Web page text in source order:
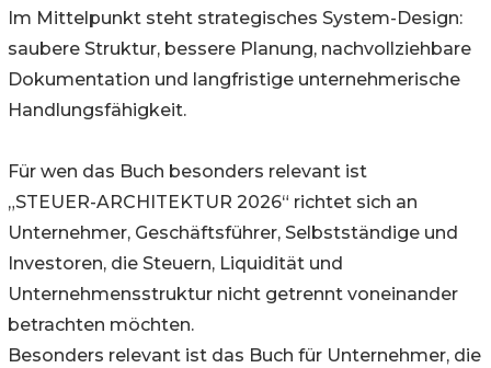
Im Mittelpunkt steht strategisches System-Design:
saubere Struktur, bessere Planung, nachvollziehbare
Dokumentation und langfristige unternehmerische
Handlungsfähigkeit.
Für wen das Buch besonders relevant ist
„STEUER-ARCHITEKTUR 2026“ richtet sich an
Unternehmer, Geschäftsführer, Selbstständige und
Investoren, die Steuern, Liquidität und
Unternehmensstruktur nicht getrennt voneinander
betrachten möchten.
Besonders relevant ist das Buch für Unternehmer, die